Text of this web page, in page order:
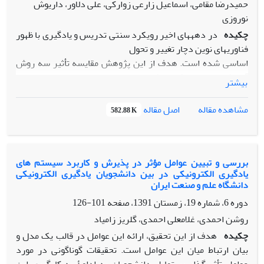
آموزش در نظام آموزش عالی الکترونیکی ایران به طور معناداری
مطلوب است. بااین‌حال، نگرش مثبت به استفاده از فن‌آوری،
ترجیح استفاده از فن‌آوری در برقراری ارتباط و احساس آرامش و
راحتی در استفاده از فن‌آوری از مهم‌ترین موانع استفاده از ابزارها
و فن‌آوری‌های آموزش در نظام آموزش الکترونیکی ایران بود.
حمیدرضا مقامی، اسماعیل زارعی زوارکی، علی دلاور، داریوش
نوروزی
چکیده در دهههای اخیر رویکرد سنتی تدریس و یادگیری با ظهور
فناوریهای نوین دچار تغییر و تحول
اساسی شده است. هدف از این پژوهش مقایسه تأثیر سه روش
آموزش حضوری، الکترونیکی و تلفیقی
بر یادگیری و یادداری دانشجویان رشته علوم تربیتی دانشگاه
علامه طباطبائی میباشد . روش پژوهش
حاضر از نوع نیمه آزمایشی بوده است. لازم به ذکر است که در
پژوهش حاضر روش نمونه گیری
جایگزینی دانشجویان در گروه های
آزمایش بهصورت تصادفی بوده است. بر همین اساس، از طرح
پژوهش نوع پیشآزمون- پسآزمون با
گروه کنترل پیشرفته چرخشی 1 استفادهشده است. یافتهها نشان
میدهد که در پ یشآزمون بین میزان
یادگیری سه گروه تلفیقی، مجازی و حضوری تفاوت معناداری
مشاهده نمیشود، ولی در پس آزمون
بیشتر
مشاهده مقاله
اصل مقاله 582.88 K
بررسی و تبیین عوامل مؤثر در پذیرش و کاربرد سیستم های
یادگیری الکترونیکی در بین دانشجویان یادگیری الکترونیکی
دانشگاه علم و صنعت ایران
دوره 6، شماره 19، زمستان 1391، صفحه
101-126
روشن احمدی، غلامعلی احمدی، گلریز زامیاد
چکیده هدف از این تحقیق، ارائه این عوامل در قالب یک مدل و
بیان ارتباط میان این عوامل است. تحقیقات گوناگونی در مورد